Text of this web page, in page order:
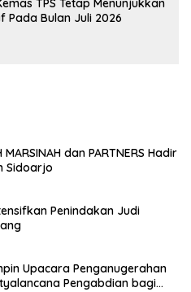
TPS Tetap Menunjukkan
Pada Bulan Juli 2026
dan PARTNERS Hadir
Sidoarjo
Penindakan Judi
Upacara Penganugerahan
Pengabdian bagi